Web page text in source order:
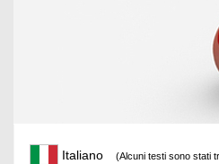
Italiano (Alcuni testi sono stati